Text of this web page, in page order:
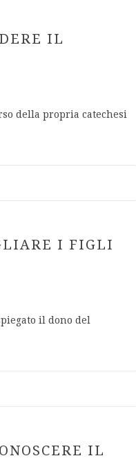
IL
della propria catechesi
I FIGLI
il dono del
IL